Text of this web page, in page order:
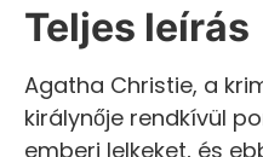
Teljes leírás
Agatha Christie, a
királynője rendkívül
emberi lelkeket, és